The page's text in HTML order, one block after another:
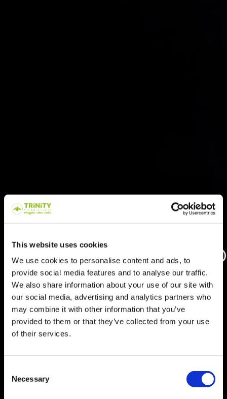
This website uses cookies
We use cookies to personalise content and ads, to
provide social media features and to analyse our traffic.
We also share information about your use of our site with
our social media, advertising and analytics partners who
may combine it with other information that you’ve
provided to them or that they’ve collected from your use
of their services.
Selection
Necessary